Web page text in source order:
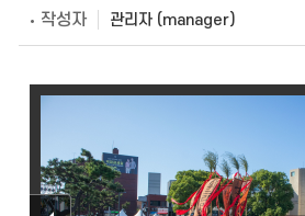
작성자 관리자 (manager)